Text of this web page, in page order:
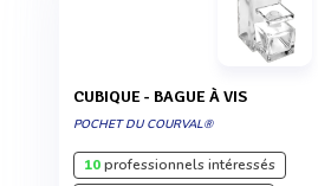
CUBIQUE - BAGUE À VIS
POCHET DU COURVAL®
10professionnels intéressés